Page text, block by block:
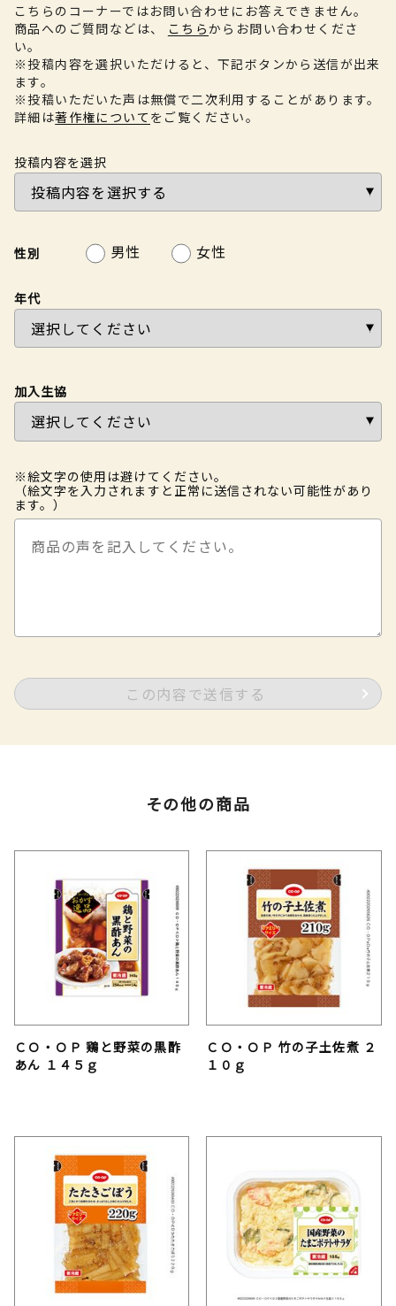
こちらのコーナーではお問い合わせにお答えできません。
商品へのご質問などは、
こちらからお問い合わせくださ
い。
※投稿内容を選択いただけると、下記ボタンから送信が出来
ます。
※投稿いただいた声は無償で二次利用することがあります。
詳細は著作権について をご覧ください。
投稿内容を選択
性別 男性 女性
年代
加入生協
※絵文字の使用は避けてください。
（絵文字を入力されますと正常に送信されない可能性があり
ます。）
この内容で送信する
その他の商品
ＣＯ・ＯＰ 鶏と野菜の黒酢
あん １４５ｇ
ＣＯ・ＯＰ 竹の子土佐煮 ２
１０ｇ